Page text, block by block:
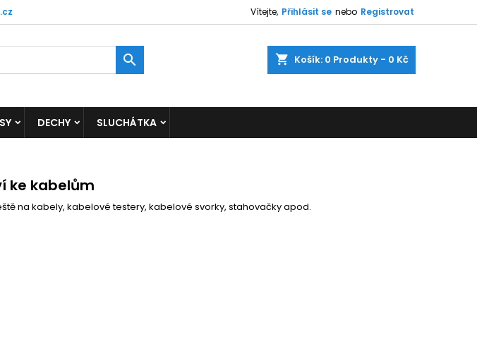
Vítejte, Přihlásit se nebo Registrovat
shopping_cart Košík: 0 Produkty - 0 Kč

DECHY SLUCHÁTKA
ke kabelům
na kabely, kabelové testery, kabelové svorky, stahovačky apod.